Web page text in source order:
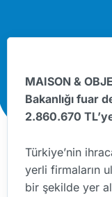
MAISON &
Bakanlığı fuar
2.860.670
Türkiye’nin
yerli firmaların
bir şekilde yer